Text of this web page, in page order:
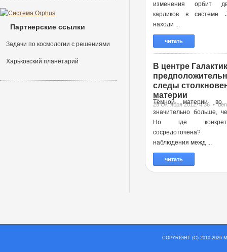
изменения орбит
карликов в системе
находи ...
читать
В центре
следы
материи
25 Октября 2012, 4:36 • den
Тёмной материи во
значительно больше,
Но где
наблюдения межд ...
читать
Партнерские ссылки
Задачи по космологии с решениями
Харьковский планетарий
COPYRIGHT (C) 2010-